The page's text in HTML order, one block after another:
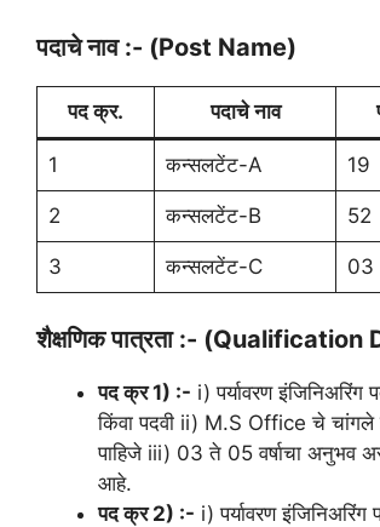
पदाचे नाव :- (Post Name)
पद क्र. पदाचे नाव
1 कन्सलटेंट-A 19
2 कन्सलटेंट-B 52
3 कन्सलटेंट-C 03
शैक्षणिक पात्रता :- (Qualification
पद क्र 1) :- i) पर्यावरण इंजिनिअरिंग
किंवा पदवी ii) M.S Office चे चांगले
पाहिजे iii) 03 ते 05 वर्षाचा अनुभव
आहे.
पद क्र 2) :- i) पर्यावरण इंजिनिअरिंग